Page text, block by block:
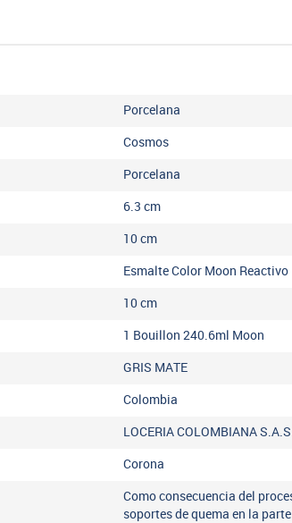
Porcelana
Cosmos
Porcelana
6.3 cm
10cm
Esmalte Color Moon Reactivo
10cm
1 Bouillon 240.6ml Moon
GRIS MATE
Colombia
LOCERIA COLOMBIANA
Corona
Como consecuencia del
soportes de quema en la